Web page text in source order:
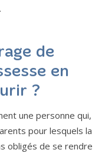
de
en
?
une personne qui,
pour lesquels la
obligés de se rendre